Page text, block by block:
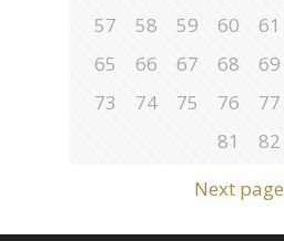
57
58 59 60 61
65
66 67 68 69
73
74 75 76 77
81
82
Next page